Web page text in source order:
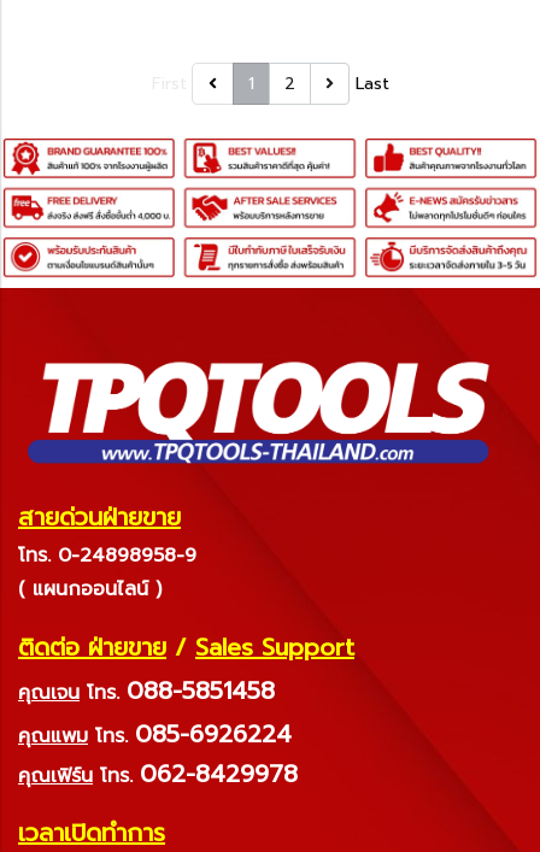
1 2 Last
สายด่วนฝ่ายขาย
โทร. 0-24898958-9
( แผนกออนไลน์ )
ติดต่อ ฝ่ายขาย / Sales Support
คุณเจน โทร. 088-5851458
คุณแพม โทร. 085-6926224
คุณเฟิร์น โทร. 062-8429978
เวลาเปิดทำการ